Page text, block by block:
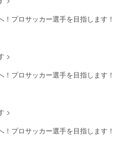
！プロサッカー選手を目指します！
>
！プロサッカー選手を目指します！
>
！プロサッカー選手を目指します！